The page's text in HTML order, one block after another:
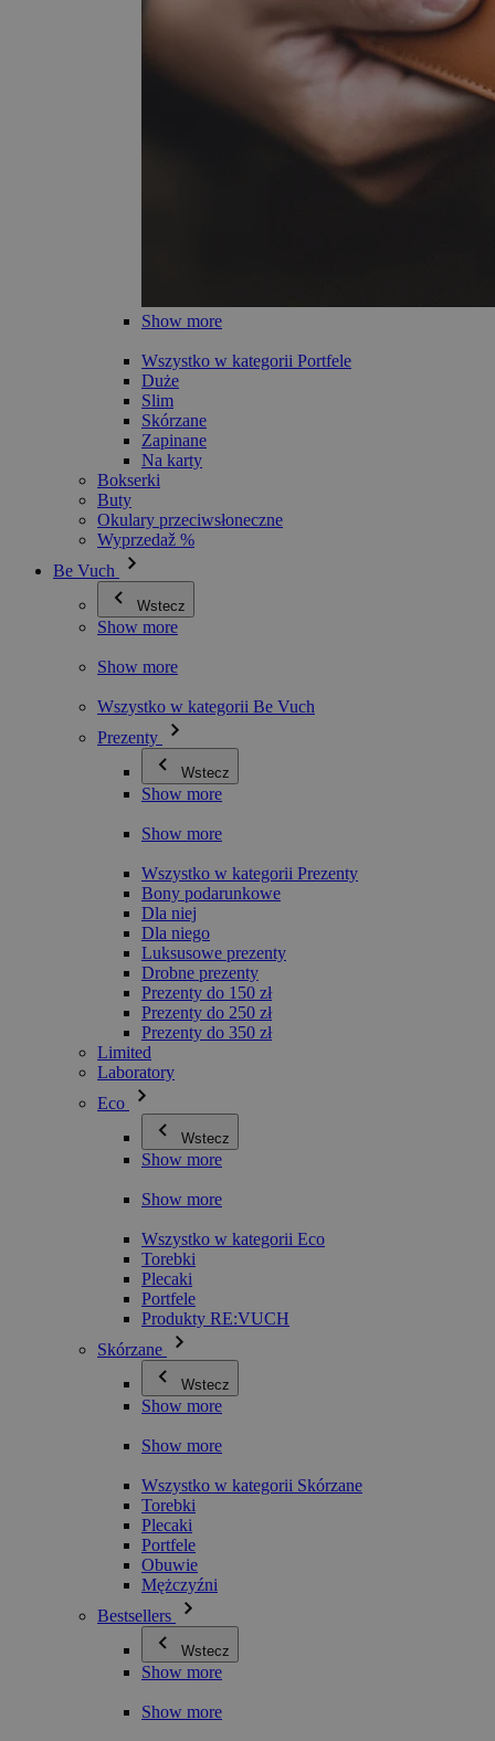
Show more
Wszystko w kategorii Portfele
Duże
Slim
Skórzane
Zapinane
Na karty
Bokserki
Buty
Okulary przeciwsłoneczne
Wyprzedaž %
Be Vuch
Wstecz
Show more
Show more
Wszystko w kategorii Be Vuch
Prezenty
Wstecz
Show more
Show more
Wszystko w kategorii Prezenty
Bony podarunkowe
Dla niej
Dla niego
Luksusowe prezenty
Drobne prezenty
Prezenty do 150 zł
Prezenty do 250 zł
Prezenty do 350 zł
Limited
Laboratory
Eco
Wstecz
Show more
Show more
Wszystko w kategorii Eco
Torebki
Plecaki
Portfele
Produkty RE:VUCH
Skórzane
Wstecz
Show more
Show more
Wszystko w kategorii Skórzane
Torebki
Plecaki
Portfele
Obuwie
Mężczyźni
Bestsellers
Wstecz
Show more
Show more